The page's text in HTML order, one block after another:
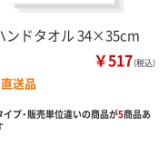
ンドタオル 34×35cm
￥517（税込）
直送品
イプ・販売単位違いの商品が5商品あ